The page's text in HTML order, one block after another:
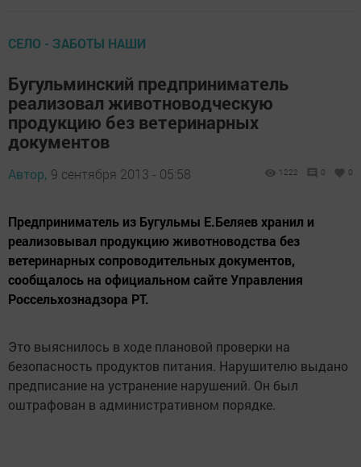
СЕЛО - ЗАБОТЫ НАШИ
Бугульминский предприниматель
реализовал животноводческую
продукцию без ветеринарных
документов
Автор, 9 сентября 2013 - 05:58 1222 0 0
Предприниматель из Бугульмы Е.Беляев хранил и
реализовывал продукцию животноводства без
ветеринарных сопроводительных документов,
сообщалось на официальном сайте Управления
Россельхознадзора РТ.
Это выяснилось в ходе плановой проверки на
безопасность продуктов питания. Нарушителю выдано
предписание на устранение нарушений. Он был
оштрафован в административном порядке.